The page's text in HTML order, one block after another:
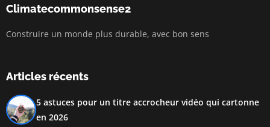
Climatecommonsense2
Construire un monde plus durable, avec bon sens
Articles récents
5 astuces pour un titre accrocheur vidéo qui cartonne
en 2026